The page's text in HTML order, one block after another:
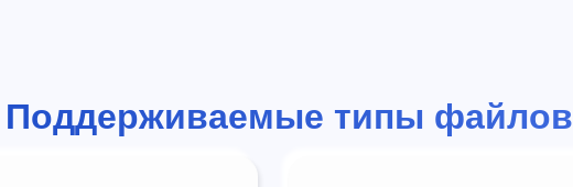
Поддерживаемые типы файлов